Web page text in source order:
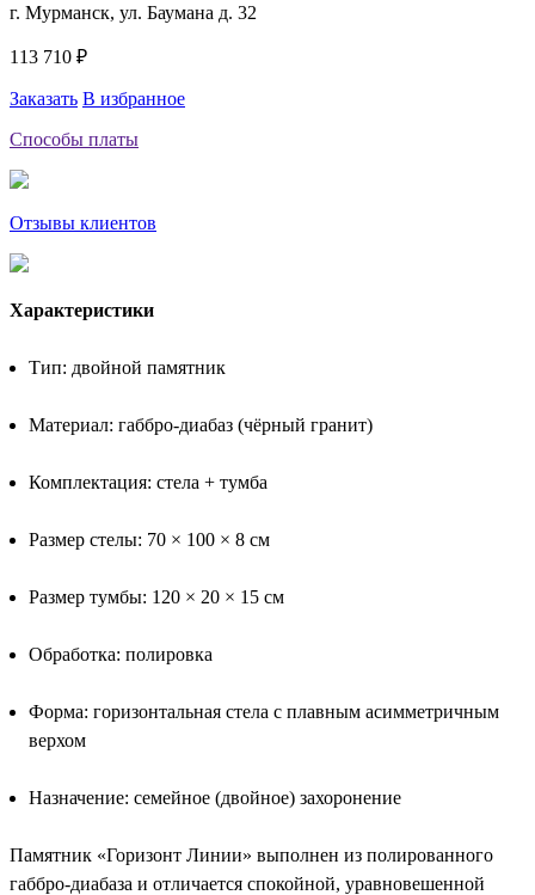
г. Мурманск, ул. Баумана д. 32
113 710 ₽
Заказать В избранное
Способы платы
Отзывы клиентов
Характеристики
Тип: двойной памятник
Материал: габбро-диабаз (чёрный гранит)
Комплектация: стела + тумба
Размер стелы: 70 × 100 × 8 см
Размер тумбы: 120 × 20 × 15 см
Обработка: полировка
Форма: горизонтальная стела с плавным асимметричным
верхом
Назначение: семейное (двойное) захоронение
Памятник «Горизонт Линии» выполнен из полированного
габбро-диабаза и отличается спокойной, уравновешенной